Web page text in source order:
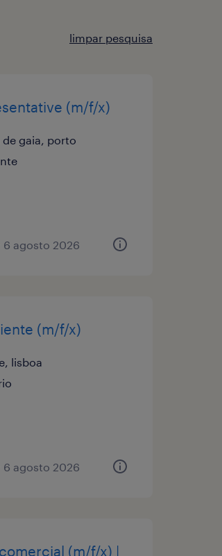
limpar pesquisa
(m/f/x)
de gaia, porto
6 agosto 2026
(m/f/x)
lisboa
agosto 2026
(m/f/x) |